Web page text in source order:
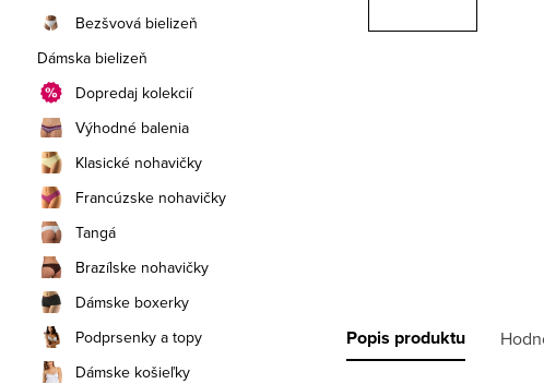
Bezšvová bielizeň
Dámska bielizeň
Dopredaj kolekcií
Výhodné balenia
Klasické nohavičky
Francúzske nohavičky
Tangá
Brazílske nohavičky
Dámske boxerky
Podprsenky a topy
Dámske košieľky
Popis produktu